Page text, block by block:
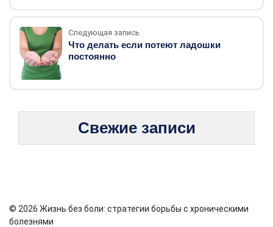
Следующая запись
Что делать если потеют ладошки
постоянно
Свежие записи
© 2026 Жизнь без боли: стратегии борьбы с хроническими
болезнями